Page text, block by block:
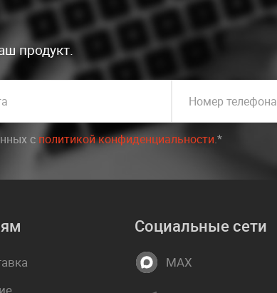
продукт.
Номер телефона
c политикой конфиденциальности.*
Социальные сети
MAX